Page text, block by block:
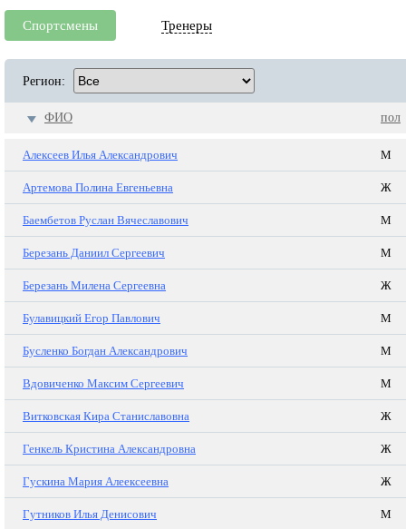
Спортсмены Тренеры
Регион:
ФИО пол
Алексеев Илья Александрович М
Артемова Полина Евгеньевна Ж
Баембетов Руслан Вячеславович М
Березань Даниил Сергеевич М
Березань Милена Сергеевна Ж
Булавицкий Егор Павлович М
Бусленко Богдан Александрович М
Вдовиченко Максим Сергеевич М
Витковская Кира Станиславовна Ж
Генкель Кристина Александровна Ж
Гускина Мария Алеексеевна Ж
Гутников Илья Денисович М